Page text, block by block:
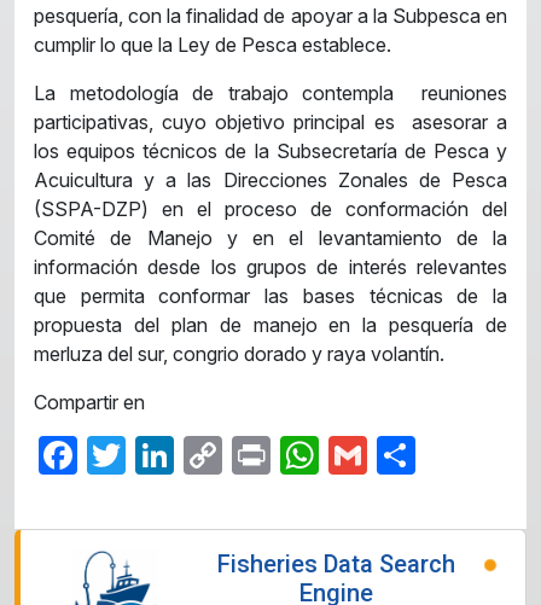
pesquería, con la finalidad de apoyar a la Subpesca en
cumplir lo que la Ley de Pesca establece.
La metodología de trabajo contempla reuniones
participativas, cuyo objetivo principal es asesorar a
los equipos técnicos de la Subsecretaría de Pesca y
Acuicultura y a las Direcciones Zonales de Pesca
(SSPA-DZP) en el proceso de conformación del
Comité de Manejo y en el levantamiento de la
información desde los grupos de interés relevantes
que permita conformar las bases técnicas de la
propuesta del plan de manejo en la pesquería de
merluza del sur, congrio dorado y raya volantín.
Compartir en
Facebook
Twitter
LinkedIn
CopyPrintWhatsApp
Gmail
Fisheries Data Search
Engine